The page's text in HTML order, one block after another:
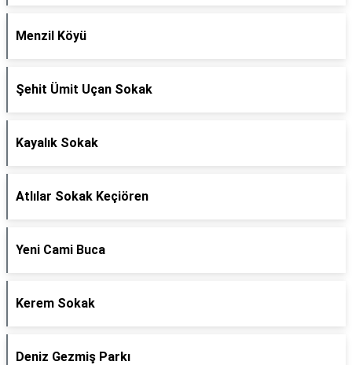
Menzil Köyü
Şehit Ümit Uçan Sokak
Kayalık Sokak
Atlılar Sokak Keçiören
Yeni Cami Buca
Kerem Sokak
Deniz Gezmiş Parkı